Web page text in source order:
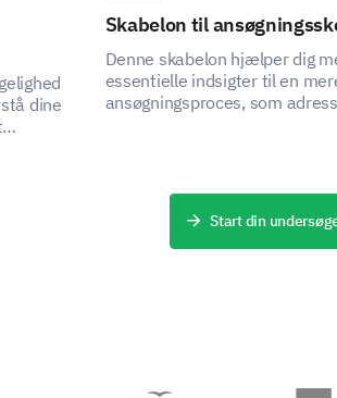
Please provide any
improving childcare
DREVET AF
dine
Skabelon til
Denne skabelon hjælper dig
essentielle indsigter til en
ansøgningsproces, som
Start din